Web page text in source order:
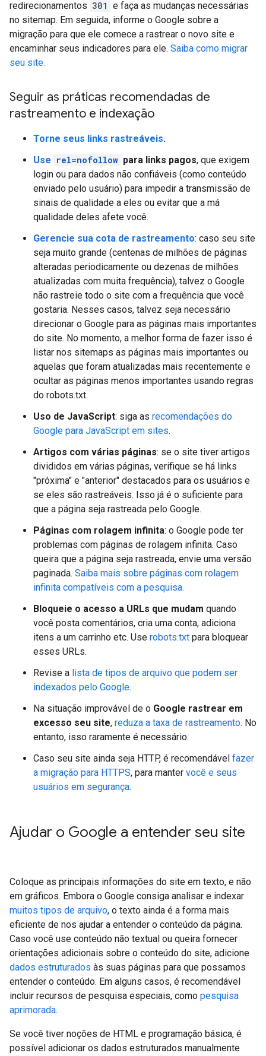
redirecionamentos 301 e faça as mudanças necessárias
no sitemap. Em seguida, informe o Google sobre a
migração para que ele comece a rastrear o novo site e
encaminhar seus indicadores para ele. Saiba como migrar
seu site.
Seguir as práticas recomendadas de
rastreamento e indexação
Torne seus links rastreáveis.
Use rel=nofollow para links pagos, que exigem
login ou para dados não confiáveis (como conteúdo
enviado pelo usuário) para impedir a transmissão de
sinais de qualidade a eles ou evitar que a má
qualidade deles afete você.
Gerencie sua cota de rastreamento: caso seu site
seja muito grande (centenas de milhões de páginas
alteradas periodicamente ou dezenas de milhões
atualizadas com muita frequência), talvez o Google
não rastreie todo o site com a frequência que você
gostaria. Nesses casos, talvez seja necessário
direcionar o Google para as páginas mais importantes
do site. No momento, a melhor forma de fazer isso é
listar nos sitemaps as páginas mais importantes ou
aquelas que foram atualizadas mais recentemente e
ocultar as páginas menos importantes usando regras
do robots.txt.
Uso de JavaScript: siga as recomendações do
Google para JavaScript em sites.
Artigos com várias páginas: se o site tiver artigos
divididos em várias páginas, verifique se há links
"próxima" e "anterior" destacados para os usuários e
se eles são rastreáveis. Isso já é o suficiente para
que a página seja rastreada pelo Google.
Páginas com rolagem infinita: o Google pode ter
problemas com páginas de rolagem infinita. Caso
queira que a página seja rastreada, envie uma versão
paginada. Saiba mais sobre páginas com rolagem
infinita compatíveis com a pesquisa.
Bloqueie o acesso a URLs que mudam quando
você posta comentários, cria uma conta, adiciona
itens a um carrinho etc. Use robots.txt para bloquear
esses URLs.
Revise a lista de tipos de arquivo que podem ser
indexados pelo Google.
Na situação improvável de o Google rastrear em
excesso seu site, reduza a taxa de rastreamento. No
entanto, isso raramente é necessário.
Caso seu site ainda seja HTTP, é recomendável fazer
a migração para HTTPS, para manter você e seus
usuários em segurança.
Ajudar o Google a entender seu site
Coloque as principais informações do site em texto, e não
em gráficos. Embora o Google consiga analisar e indexar
muitos tipos de arquivo, o texto ainda é a forma mais
eficiente de nos ajudar a entender o conteúdo da página.
Caso você use conteúdo não textual ou queira fornecer
orientações adicionais sobre o conteúdo do site, adicione
dados estruturados às suas páginas para que possamos
entender o conteúdo. Em alguns casos, é recomendável
incluir recursos de pesquisa especiais, como pesquisa
aprimorada.
Se você tiver noções de HTML e programação básica, é
possível adicionar os dados estruturados manualmente